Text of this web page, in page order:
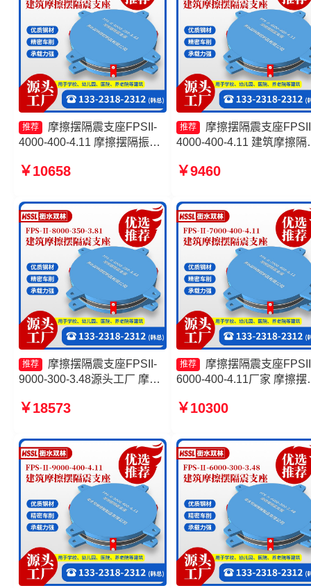
推荐
摩擦摆隔震支座FPSII-
4000-400-4.11 摩擦摆隔振支
Ⅱ-8000-200源头工厂 建筑摩
￥10658
推荐
摩擦摆隔震支座
4000-400-4.11 建筑摩擦隔
座源头工厂 摩擦摆支座定
￥9460
推荐
摩擦摆隔震支座FPSII-
9000-300-3.48源头工厂 摩擦
座价格 摩擦摆隔震支座FPSII-
￥18573
推荐
摩擦摆隔震支座
6000-400-4.11厂家 摩擦摆
厂家 摩擦抗震支座源头工
350-3.81厂家
￥10300